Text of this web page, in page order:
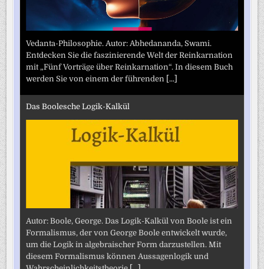
Vedanta-Philosophie. Autor: Abhedananda, Swami.
Entdecken Sie die faszinierende Welt der Reinkarnation
mit „Fünf Vorträge über Reinkarnation“. In diesem Buch
werden Sie von einem der führenden [...]
Das Boolesche Logik-Kalkül
Autor: Boole, George. Das Logik-Kalkül von Boole ist ein
Formalismus, der von George Boole entwickelt wurde,
um die Logik in algebraischer Form darzustellen. Mit
diesem Formalismus können Aussagenlogik und